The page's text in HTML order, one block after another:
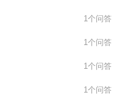
1个问答
1个问答
1个问答
1个问答